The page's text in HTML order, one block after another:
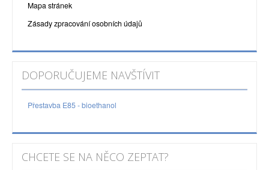
Mapa stránek
Zásady zpracování osobních údajů
DOPORUČUJEME NAVŠTÍVIT
Přestavba E85 - bioethanol
CHCETE SE NA NĚCO ZEPTAT?